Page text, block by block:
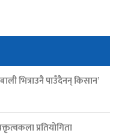
भित्राउनै पाउँदैनन् किसान’
प्रतियोगिता